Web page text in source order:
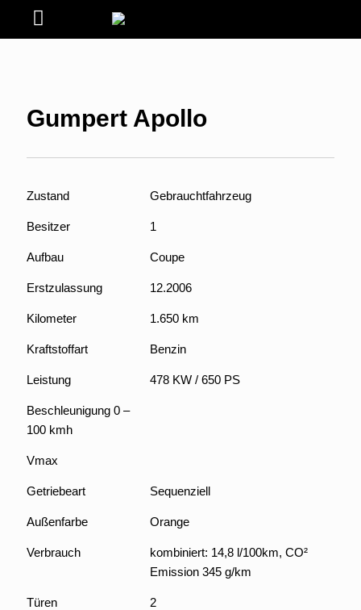
Gumpert Apollo
Zustand Gebrauchtfahrzeug
Besitzer 1
Aufbau Coupe
Erstzulassung 12.2006
Kilometer 1.650 km
Kraftstoffart Benzin
Leistung 478 KW / 650 PS
Beschleunigung 0 –
100 kmh
Vmax
Getriebeart Sequenziell
Außenfarbe Orange
Verbrauch
kombiniert: 14,8 l/100km, CO²
Emission 345 g/km
Türen 2